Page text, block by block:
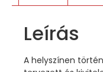
Leírás
A helyszínen